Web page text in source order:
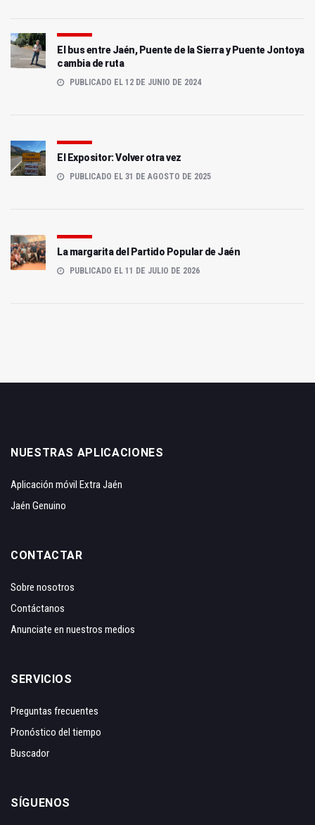
El bus entre Jaén, Puente de la Sierra y Puente Jontoya
cambia de ruta
PUBLICADO EL 12 DE JUNIO DE 2024
El Expositor: Volver otra vez
PUBLICADO EL 31 DE AGOSTO DE 2025
La margarita del Partido Popular de Jaén
PUBLICADO EL 11 DE JULIO DE 2026
NUESTRAS APLICACIONES
Aplicación móvil Extra Jaén
Jaén Genuino
CONTACTAR
Sobre nosotros
Contáctanos
Anunciate en nuestros medios
SERVICIOS
Preguntas frecuentes
Pronóstico del tiempo
Buscador
SÍGUENOS